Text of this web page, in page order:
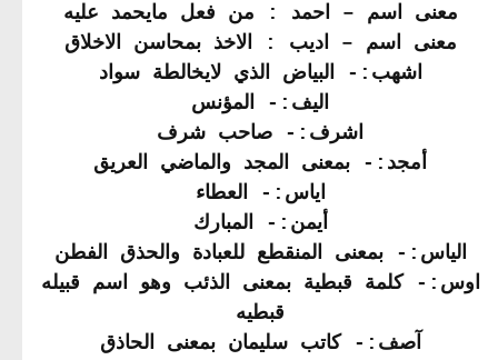
معنى اسم – احمد : من فعل مايحمد عليه
معنى اسم – اديب : الاخذ بمحاسن الاخلاق
اشهب:- البياض الذي لايخالطة سواد
اليف:- المؤنس
اشرف:- صاحب شرف
أمجد:- بمعنى المجد والماضي العريق
اياس:- العطاء
أيمن:- المبارك
الياس:- بمعنى المنقطع للعبادة والحذق الفطن
اوس:- كلمة قبطية بمعنى الذئب وهو اسم قبيله
قبطيه
آصف:- كاتب سليمان بمعنى الحاذق